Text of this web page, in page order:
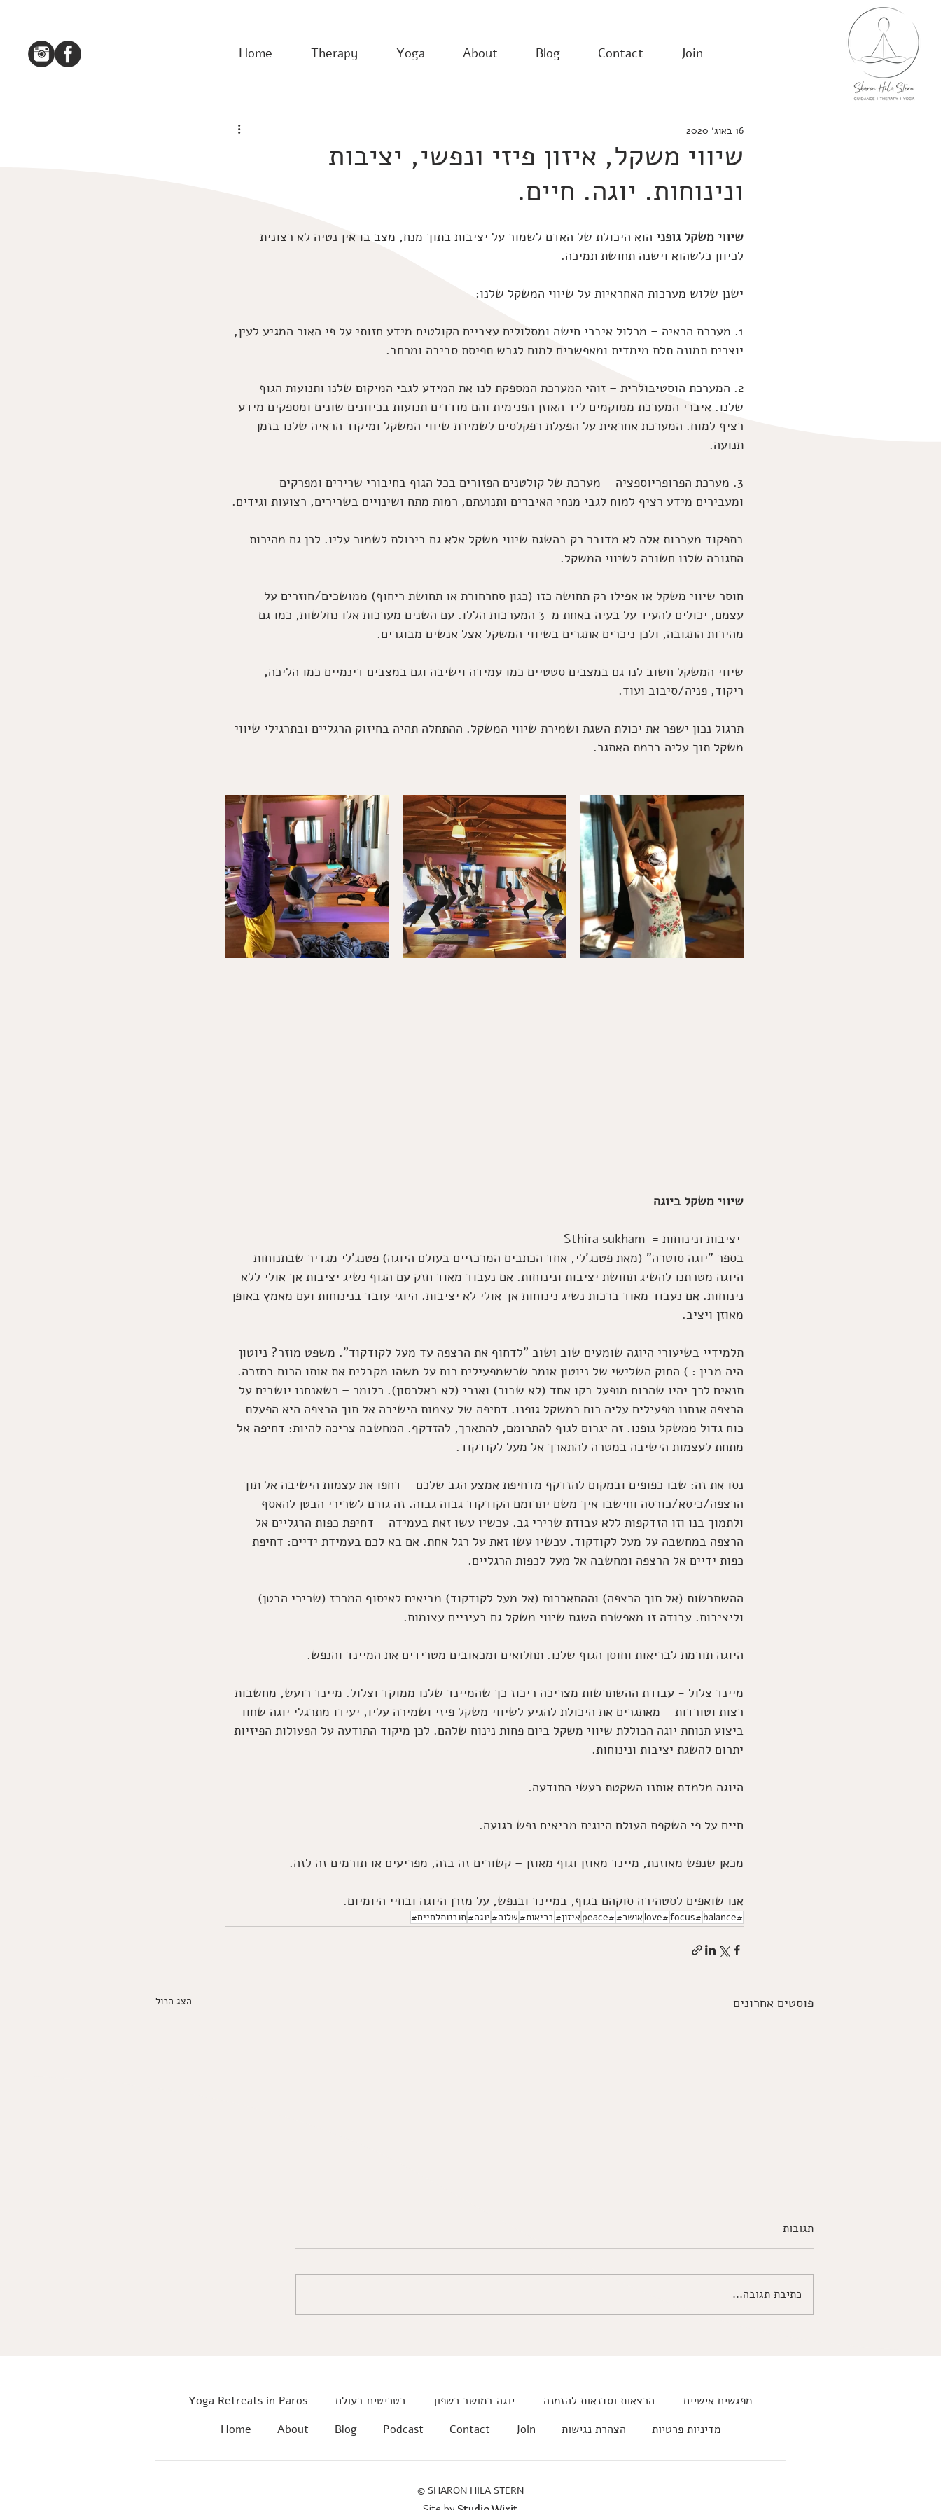
Home Therapy Yoga About Blog Contact Join
שיווי משקל, איזון פיזי ונפשי, יציבות
ונינוחות. יוגה. חיים.
16 באוג׳ 2020
שיווי משקל גופני הוא היכולת של האדם לשמור על יציבות בתוך מנח, מצב בו אין נטיה לא רצונית
לכיוון כלשהוא וישנה תחושת תמיכה.
ישנן שלוש מערכות האחראיות על שיווי המשקל שלנו:
1. מערכת הראיה – מכלול איברי חישה ומסלולים עצביים הקולטים מידע חזותי על פי האור המגיע לעין,
יוצרים תמונה תלת מימדית ומאפשרים למוח לגבש תפיסת סביבה ומרחב.
2. המערכת הוסטיבולרית – זוהי המערכת המספקת לנו את המידע לגבי המיקום שלנו ותנועות הגוף
שלנו. איברי המערכת ממוקמים ליד האוזן הפנימית והם מודדים תנועות בכיוונים שונים ומספקים מידע
רציף למוח. המערכת אחראית על הפעלת רפקלסים לשמירת שיווי המשקל ומיקוד הראיה שלנו בזמן
תנועה.
3. מערכת הפרופריוספציה – מערכת של קולטנים הפזורים בכל הגוף בחיבורי שרירים ומפרקים
ומעבירים מידע רציף למוח לגבי מנחי האיברים ותנועתם, רמות מתח ושינויים בשרירים, רצועות וגידים.
בתפקוד מערכות אלה לא מדובר רק בהשגת שיווי משקל אלא גם ביכולת לשמור עליו. לכן גם מהירות
התגובה שלנו חשובה לשיווי המשקל.
חוסר שיווי משקל או אפילו רק תחושה כזו (כגון סחרחורת או תחושת ריחוף) ממושכים/חוזרים על
עצמם, יכולים להעיד על בעיה באחת מ-3 המערכות הללו. עם השנים מערכות אלו נחלשות, כמו גם
מהירות התגובה, ולכן ניכרים אתגרים בשיווי המשקל אצל אנשים מבוגרים.
שיווי המשקל חשוב לנו גם במצבים סטטיים כמו עמידה וישיבה וגם במצבים דינמיים כמו הליכה,
ריקוד, פניה/סיבוב ועוד.
תרגול נכון ישפר את יכולת השגת ושמירת שיווי המשקל. ההתחלה תהיה בחיזוק הרגליים ובתרגילי שיווי
משקל תוך עליה ברמת האתגר.
שיווי משקל ביוגה
בספר "יוגה סוטרה" (מאת פטנג'לי, אחד הכתבים המרכזיים בעולם היוגה) פטנג'לי מגדיר שבתנוחות
היוגה מטרתנו להשיג תחושת יציבות ונינוחות. אם נעבוד מאוד חזק עם הגוף נשיג יציבות אך אולי ללא
נינוחות. אם נעבוד מאוד ברכות נשיג נינוחות אך אולי לא יציבות. היוגי עובד בנינוחות ועם מאמץ באופן
מאוזן ויציב.
תלמידיי בשיעורי היוגה שומעים שוב ושוב "לדחוף את הרצפה עד מעל לקודקוד". משפט מוזר? ניוטון
היה מבין : ) החוק השלישי של ניוטון אומר שכשמפעילים כוח על משהו מקבלים את אותו הכוח בחזרה.
תנאים לכך יהיו שהכוח מופעל בקו אחד (לא שבור) ואנכי (לא באלכסון). כלומר – כשאנחנו יושבים על
הרצפה אנחנו מפעילים עליה כוח כמשקל גופנו. דחיפה של עצמות הישיבה אל תוך הרצפה היא הפעלת
כוח גדול ממשקל גופנו. זה יגרום לגוף להתרומם, להתארך, להזדקף. המחשבה צריכה להיות: דחיפה אל
מתחת לעצמות הישיבה במטרה להתארך אל מעל לקודקוד.
נסו את זה: שבו כפופים ובמקום להזדקף מדחיפת אמצע הגב שלכם – דחפו את עצמות הישיבה אל תוך
הרצפה/כיסא/כורסה וחישבו איך משם יתרומם הקודקוד גבוה גבוה. זה גורם לשרירי הבטן להאסף
ולתמוך בנו וזו הזדקפות ללא עבודת שרירי גב. עכשיו עשו זאת בעמידה – דחיפת כפות הרגליים אל
הרצפה במחשבה על מעל לקודקוד. עכשיו עשו זאת על רגל אחת. אם בא לכם בעמידת ידיים: דחיפת
כפות ידיים אל הרצפה ומחשבה אל מעל לכפות הרגליים.
ההשתרשות (אל תוך הרצפה) וההתארכות (אל מעל לקודקוד) מביאים לאיסוף המרכז (שרירי הבטן)
וליציבות. עבודה זו מאפשרת השגת שיווי משקל גם בעיניים עצומות.
היוגה תורמת לבריאות וחוסן הגוף שלנו. תחלואים ומכאובים מטרידים את המיינד והנפש.
מיינד צלול - עבודת ההשתרשות מצריכה ריכוז כך שהמיינד שלנו ממוקד וצלול. מיינד רועש, מחשבות
רצות וטורדות – מאתגרים את היכולת להגיע לשיווי משקל פיזי ושמירה עליו, יעידו מתרגלי יוגה שחוו
ביצוע תנוחת יוגה הכוללת שיווי משקל ביום פחות נינוח שלהם. לכן מיקוד התודעה על הפעולות הפיזיות
יתרום להשגת יציבות ונינוחות.
היוגה מלמדת אותנו השקטת רעשי התודעה.
חיים על פי השקפת העולם היוגית מביאים נפש רגועה.
מכאן שנפש מאוזנת, מיינד מאוזן וגוף מאוזן – קשורים זה בזה, מפריעים או תורמים זה לזה.
אנו שואפים לסטהירה סוקהם בגוף, במיינד ובנפש, על מזרן היוגה ובחיי היומיום.
#balance
#focus
#love אושר##peace איזון#בריאות#שלוה#יוגה#תובנותלחיים#
פוסטים אחרונים הצג הכול
תגובות
כתיבת תגובה...
מפגשים אישיים הרצאות וסדנאות להזמנה יוגה במושב רשפון רטריטים בעולם
Yoga Retreats in Paros
Home
About Blog Podcast Contact Join הצהרת נגישות מדיניות פרטיות
© SHARON HILA STERN